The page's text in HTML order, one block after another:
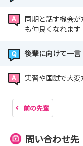
同期と話す機会
も仲良くなれます
後輩に向けて一言
実習や国試で大変
前の先輩
問い合わせ先